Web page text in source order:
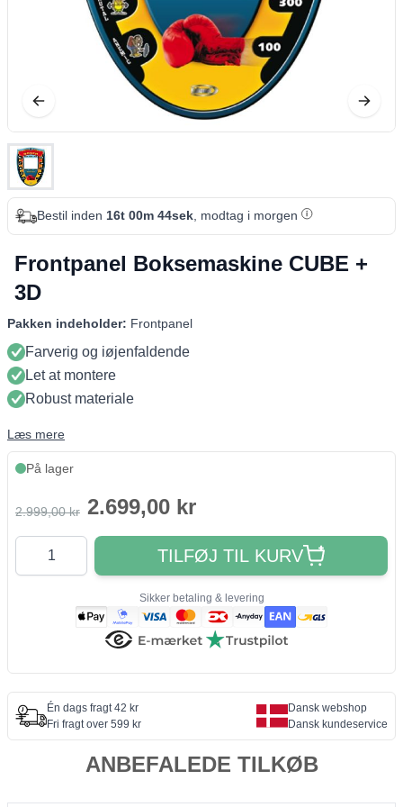
Bestil inden 16t 00m 44sek, modtag i morgen
Frontpanel Boksemaskine CUBE +
3D
Pakken indeholder: Frontpanel
Farverig og iøjenfaldende
Let at montere
Robust materiale
Læs mere
På lager
2.999,00 kr 2.699,00 kr
Antal
TILFØJ TIL KURV
Sikker betaling & levering
Én dags fragt 42 kr
Fri fragt over 599 kr
Dansk webshop
Dansk kundeservice
ANBEFALEDE TILKØB